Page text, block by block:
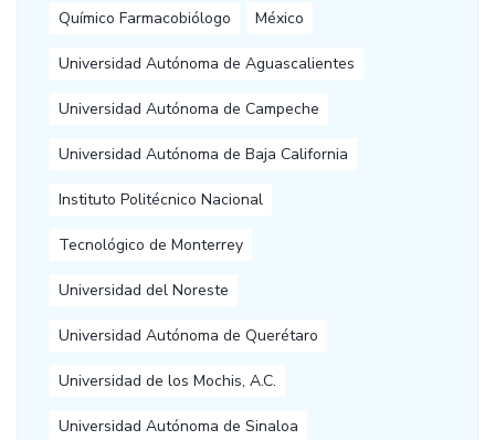
Químico Farmacobiólogo México
Universidad Autónoma de Aguascalientes
Universidad Autónoma de Campeche
Universidad Autónoma de Baja California
Instituto Politécnico Nacional
Tecnológico de Monterrey
Universidad del Noreste
Universidad Autónoma de Querétaro
Universidad de los Mochis, A.C.
Universidad Autónoma de Sinaloa